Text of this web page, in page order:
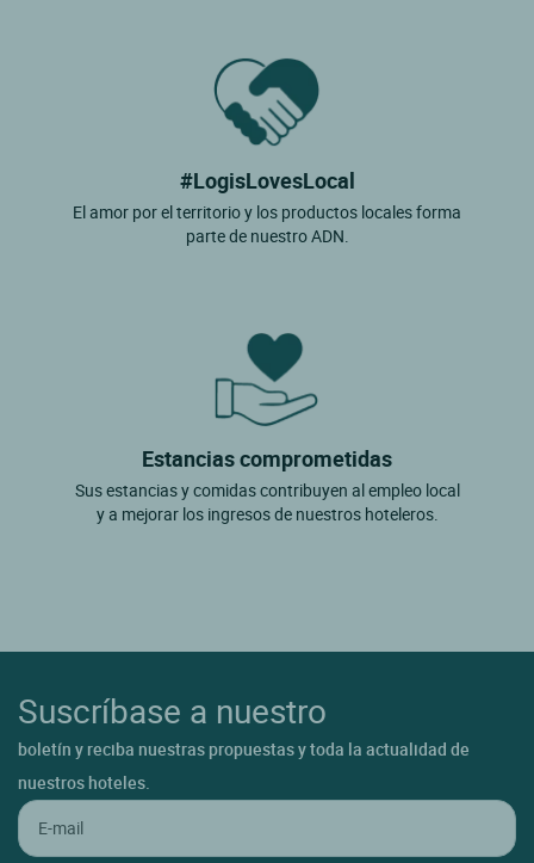
#LogisLovesLocal
El amor por el territorio y los productos locales forma
parte de nuestro ADN.
Estancias comprometidas
Sus estancias y comidas contribuyen al empleo local
y a mejorar los ingresos de nuestros hoteleros.
Suscríbase a nuestro
boletín y reciba nuestras propuestas y toda la actualidad de
nuestros hoteles.